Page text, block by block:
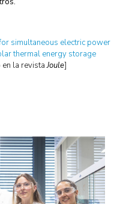
simultaneous electric power
thermal energy storage
en la revistaJoule]